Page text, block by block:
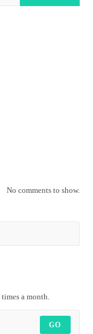
No comments to show.
a month.
GO